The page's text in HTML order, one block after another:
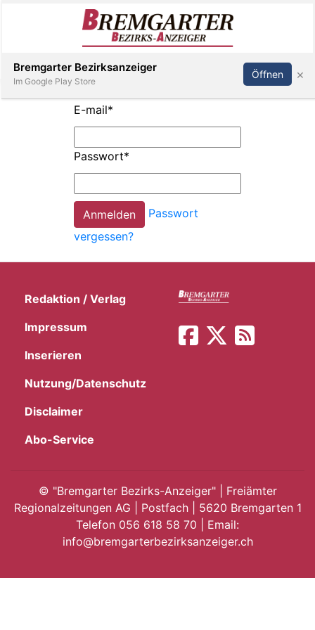
E-
App
Inserieren Abonnieren Anmelden
E-mail*
Passwort*
Passwort
vergessen?
Redaktion / Verlag
Impressum
Inserieren
Nutzung/Datenschutz
Disclaimer
Abo-Service
© "Bremgarter Bezirks-Anzeiger" | Freiämter
Regionalzeitungen AG | Postfach | 5620 Bremgarten 1
Telefon 056 618 58 70 | Email:
info@bremgarterbezirksanzeiger.ch
Bremgarter Bezirksanzeiger
Im Google Play Store
Öffnen ×